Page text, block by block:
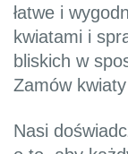
łatwe i
kwiatami i
bliskich w
Zamów
Nasi